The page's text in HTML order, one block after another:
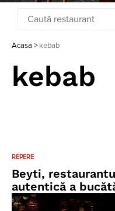
Acasa > kebab
kebab
REPERE
Beyti,
autentică a